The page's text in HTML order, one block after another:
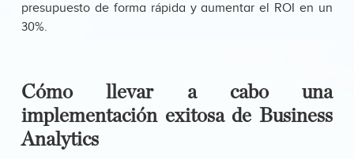
presupuesto de forma rápida y aumentar el ROI en un
30%.
Cómo llevar a cabo una
implementación exitosa de Business
Analytics